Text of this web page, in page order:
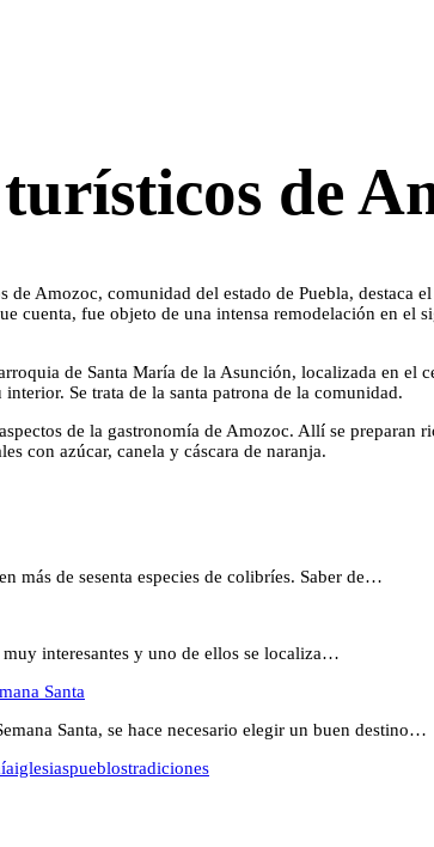
de
de Amozoc, comunidad del estado de Puebla,
cuenta, fue objeto de una intensa remodelación en
de Santa María de la Asunción, localizada en
Se trata de la santa patrona de la comunidad.
de la gastronomía de Amozoc. Allí se
con azúcar, canela y cáscara de naranja.
más de sesenta especies de colibríes. Saber de…
interesantes y uno de ellos se localiza…
Santa
Santa, se hace necesario elegir un buen destino…
iglesiaspueblostradiciones